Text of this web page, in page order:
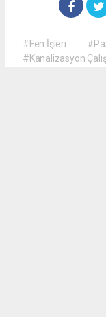
#Fen İşleri
#Kanalizasyon